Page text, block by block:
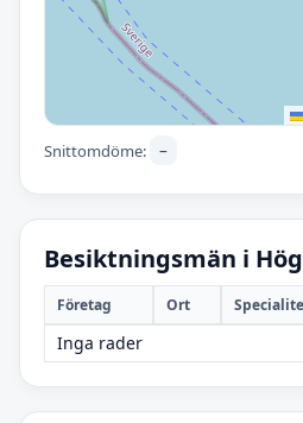
Snittomdöme: –
Besiktningsmän i
Företag Ort
Inga rader